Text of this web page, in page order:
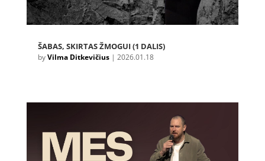
ŠABAS, SKIRTAS ŽMOGUI (1 DALIS)
byVilma Ditkevičius| 2026.01.18